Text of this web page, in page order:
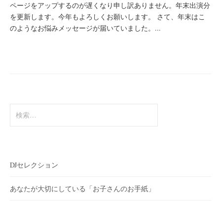
ページをアップするのが遅くなり申し訳ありません。年末出演分
を更新します。今年もよろしくお願いします。 さて、年末はこ
のようなお悩みメッセージが届いていました。...
索:
DJセレクション
あなたが大切にしている「お子さんのお手紙」